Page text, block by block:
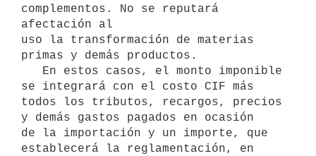
complementos. No se reputará
afectación al
uso la transformación de materias
primas y demás productos.
se integrará con el costo CIF más
todos los tributos, recargos, precios
y demás gastos pagados en ocasión
de la importación y un importe, que
establecerá la reglamentación, en